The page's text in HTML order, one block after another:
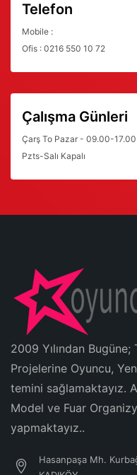
Telefon
Mobile :
Ofis : 0216 550 10 72
Çalışma Günleri
Çarş To Pazar - 09.00-17.00
Pzts-Salı Kapalı
2009 Yılından
Projelerine Oyuncu,
temini sağlamaktayız.
Model ve Fuar
yapmaktayız..
Hasanpaşa Mh.